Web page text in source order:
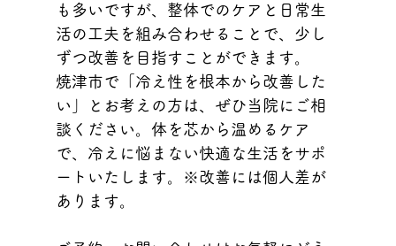
も多いですが、整体でのケアと日常生
活の工夫を組み合わせることで、少し
ずつ改善を目指すことができます。
焼津市で「冷え性を根本から改善した
い」とお考えの方は、ぜひ当院にご相
談ください。体を芯から温めるケア
で、冷えに悩まない快適な生活をサポ
ートいたします。※改善には個人差が
あります。